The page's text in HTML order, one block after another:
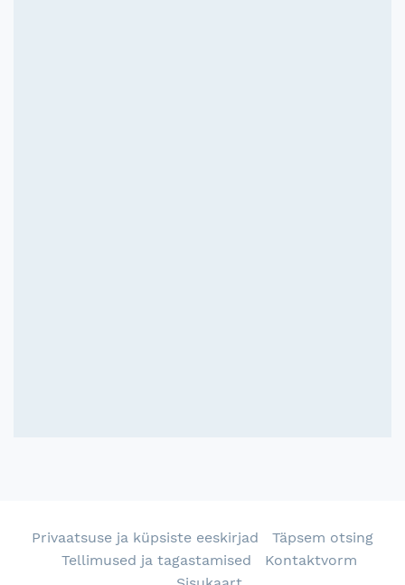
Privaatsuse ja küpsiste eeskirjad
Täpsem otsing
Tellimused ja tagastamised
Kontaktvorm